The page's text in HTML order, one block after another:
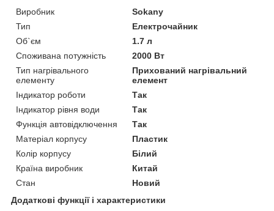
Виробник
Sokany
Тип
Електрочайник
Об`єм
1.7 л
Споживана потужність
2000 Вт
Тип нагрівального
елементу
Прихований нагрівальний
елемент
Індикатор роботи
Так
Індикатор рівня води
Так
Функція автовідключення
Так
Матеріал корпусу
Пластик
Колір корпусу
Білий
Країна виробник
Китай
Стан
Новий
Додаткові функції і характеристики